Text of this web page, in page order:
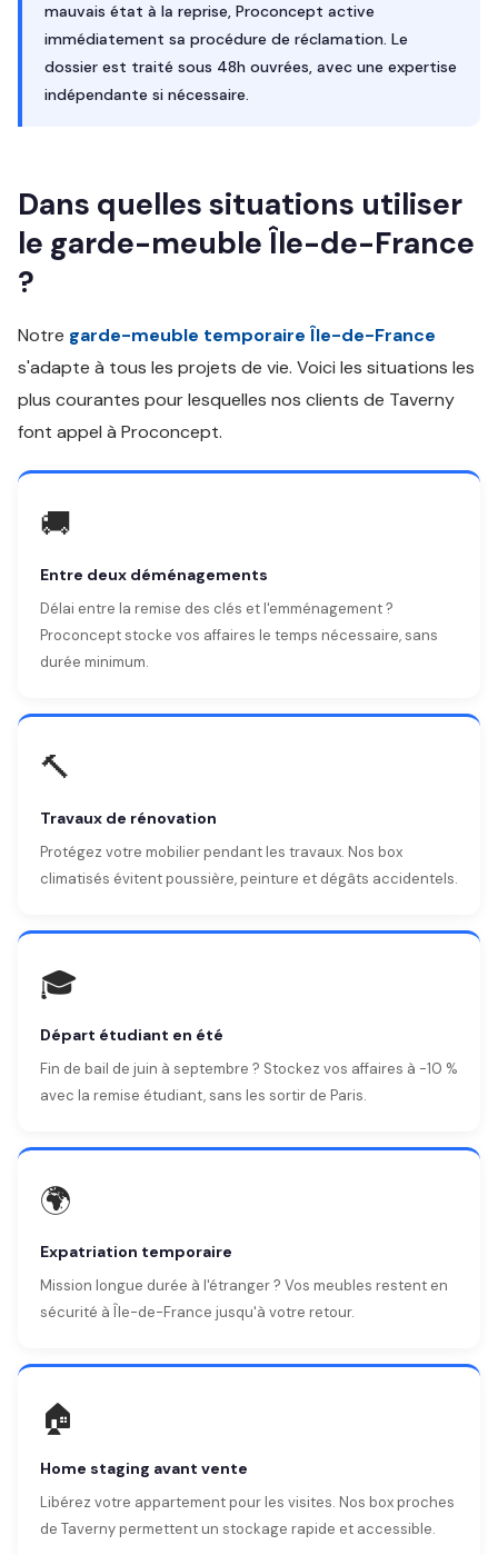
mauvais état à la reprise, Proconcept active
immédiatement sa procédure de réclamation. Le
dossier est traité sous 48h ouvrées, avec une expertise
indépendante si nécessaire.
Dans quelles situations utiliser
le garde-meuble Île-de-France
?
Notre garde-meuble temporaire Île-de-France
s'adapte à tous les projets de vie. Voici les situations les
plus courantes pour lesquelles nos clients de Taverny
font appel à Proconcept.
🚚
Entre deux déménagements
Délai entre la remise des clés et l'emménagement ?
Proconcept stocke vos affaires le temps nécessaire, sans
durée minimum.
🔨
Travaux de rénovation
Protégez votre mobilier pendant les travaux. Nos box
climatisés évitent poussière, peinture et dégâts accidentels.
🎓
Départ étudiant en été
Fin de bail de juin à septembre ? Stockez vos affaires à -10 %
avec la remise étudiant, sans les sortir de Paris.
🌍
Expatriation temporaire
Mission longue durée à l'étranger ? Vos meubles restent en
sécurité à Île-de-France jusqu'à votre retour.
🏠
Home staging avant vente
Libérez votre appartement pour les visites. Nos box proches
de Taverny permettent un stockage rapide et accessible.